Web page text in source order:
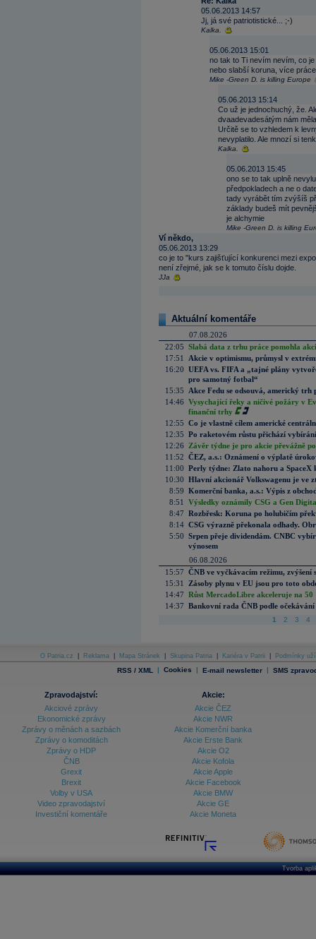
05.06.2013 14:57
Jj, já své patriotistické... ;-)
Kalka.
05.06.2013 15:01
no tak to Ti nevím nevím, co
nebo slabší koruna, více
Mike -Green D. is killing Europe
05.06.2013 15:14
Co už je jednochuchý, že.
dvaadevadesátým nám
Určitě se to vzhledem k
nevyplatilo. Ale mnozí si
Kalka.
05.06.2013 15:45
ono se to tak uplně
předpokladech a ne o
tady vyrábět tím zvýšíš
základy budeš mít
je alchymie
Mike -Green D. is killing
Ví někdo,
05.06.2013 13:29
co je to "kurs zajišťující konkurenci mezi
není zřejmé, jak se k tomuto číslu dojde.
JJa
Aktuální komentáře
07.08.2026
22:05 Slabá data z trhu práce pomohla
17:51
Akcie v optimismu, průmysl v
16:20 UEFA vs. FIFA a „tajné plány
pro samotný fotbal“
15:35
Akce Fedu se odsouvá, americký
14:46 Vysychající řeky a ničivé požáry v
finanční trhy
12:55 Co je vlastně cílem americké
12:35 Po raketovém růstu přichází
12:26
Závěr týdne je pro akcie převážně
11:52 ČEZ, a.s.: Oznámení o výplatě
11:00 Perly týdne: Zlato nahoru a SpaceX
10:30 Hlavní akcionář Volkswagenu je ve
8:59 Komerční banka, a.s.: Výpis z
8:51
Výsledky oznámily CSG a Gen
8:47 Rozbřesk: Koruna po holubičím
8:14 CSG výrazně překonala odhady.
5:50 Srpen přeje dividendám. CNBC
výnosem
06.08.2026
15:57 ČNB ve vyčkávacím režimu, zvýšení
15:31
Zásoby plynu v EU jsou pro toto
14:47 Růst MercadoLibre akceleruje na
14:37 Bankovní rada ČNB podle
1 2 3 4
O Patria.cz Reklama Mapa Stránek Skupina Patria Kariéra v Patrii Podmínky
RSS / XML | Cookies | E-mail newsletter | SMS
Zpravodajství:
Akciové zprávy
Ekonomické zprávy
Zprávy o měnách a sazbách
Zprávy o komoditách
Zprávy o HDP
ČNB
Grexit
Brexit
Volby v USA
Video zpravodajství
Investiční komentáře
Akcie:
Akcie ČEZ
Akcie NWR
Akcie Komerční banka
Akcie Erste Bank
Akcie O2
Akcie Kofola
Akcie Apple
Akcie Facebook
Akcie BMW
Akcie GE
Akcie Moneta
Tvorba